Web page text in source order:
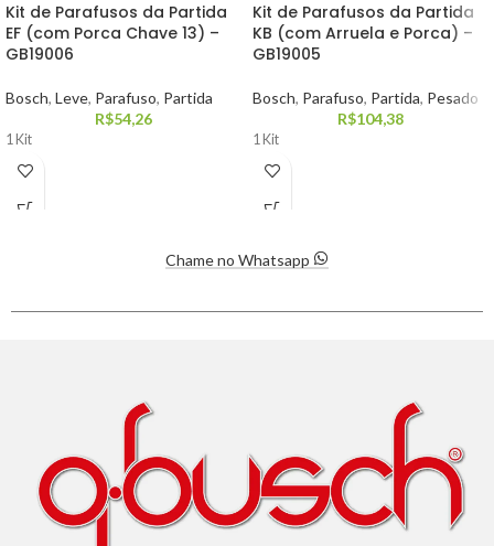
Kit de Parafusos da Partida
EF (com Porca Chave 13) –
GB19006
Bosch, Leve, Parafuso, Partida
R$54,26
1 Kit
Kit de Parafusos da Partida
KB (com Arruela e Porca) –
GB19005
Bosch, Parafuso, Partida, Pesado
R$104,38
1 Kit
Chame no Whatsapp